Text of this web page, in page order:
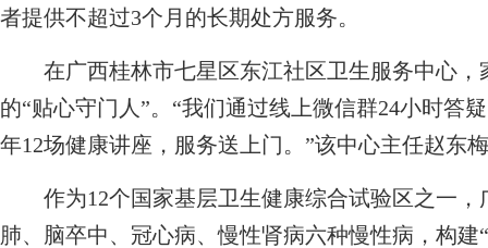
者提供不超过3个月的长期处方服务。
在广西桂林市七星区东江社区卫生服务中心，
的“贴心守门人”。“我们通过线上微信群24小时答
年12场健康讲座，服务送上门。”该中心主任赵东
作为12个国家基层卫生健康综合试验区之一，
肺、脑卒中、冠心病、慢性肾病六种慢性病，构